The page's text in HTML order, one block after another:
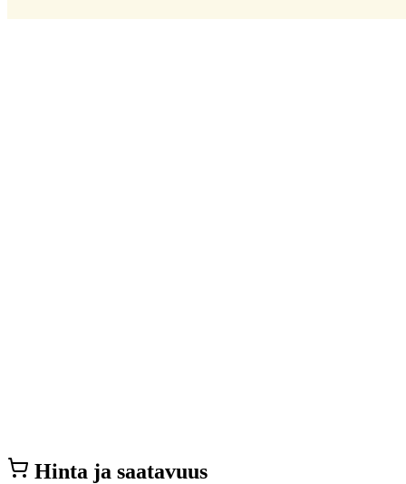
Hinta ja saatavuus